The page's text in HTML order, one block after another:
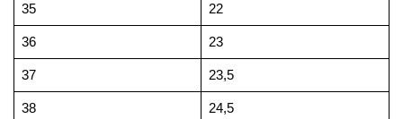
35 22
36 23
37 23,5
38 24,5